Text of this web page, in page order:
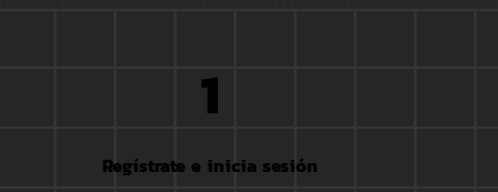
1
Regístrate e inicia sesión